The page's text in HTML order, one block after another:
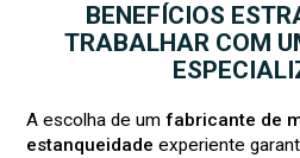
BENEFÍCIOS
TRABALHAR COM
A escolha de umfabricante de
estanqueidade experiente